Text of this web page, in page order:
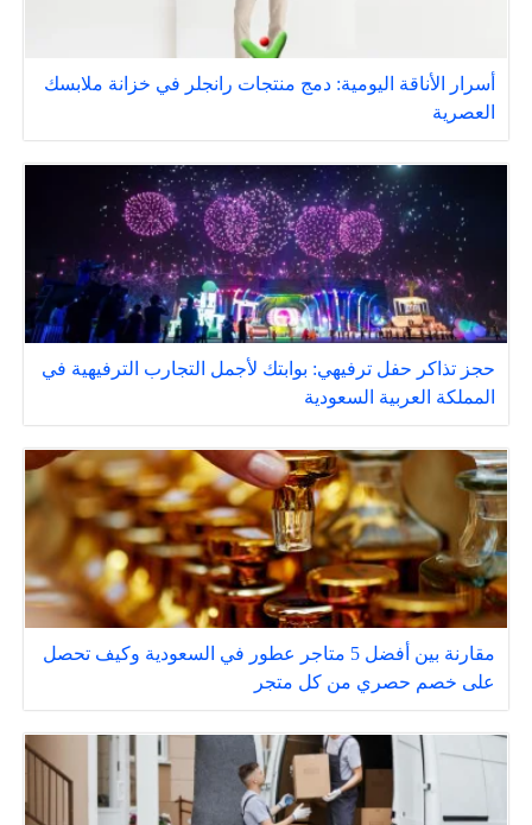
أسرار الأناقة اليومية: دمج منتجات رانجلر في خزانة ملابسك
العصرية
حجز تذاكر حفل ترفيهي: بوابتك لأجمل التجارب الترفيهية في
المملكة العربية السعودية
مقارنة بين أفضل 5 متاجر عطور في السعودية وكيف تحصل
على خصم حصري من كل متجر